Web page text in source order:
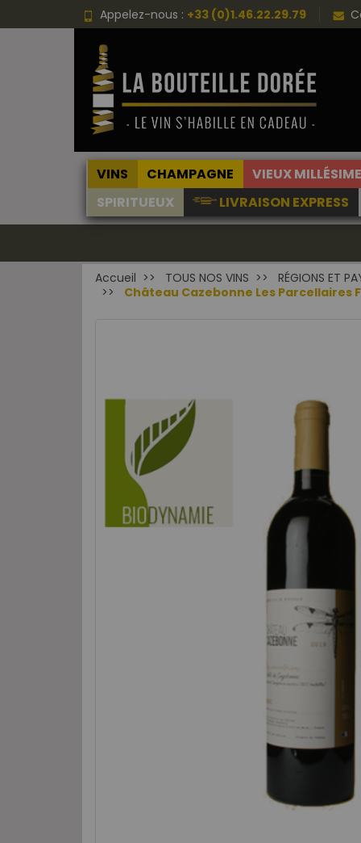
Appelez-nous : +33 (0)1.46.22.29.79
VINS CHAMPAGNE VIEUX
SPIRITUEUX
LIVRAISON EXPRESS
Accueil TOUS NOS VINS RÉGIONS ET
Château Cazebonne Les Parcellaires